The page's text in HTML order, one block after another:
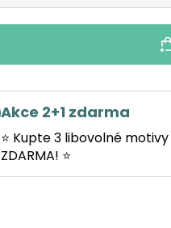
Akce 2+1 zdarma
⭐ Kupte 3 libovolné
ZDARMA! ⭐